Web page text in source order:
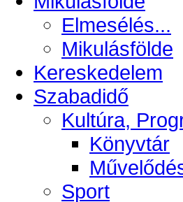
Elmesélés...
Mikulásfölde
Kereskedelem
Szabadidő
Kultúra,
Könyvtár
Sport